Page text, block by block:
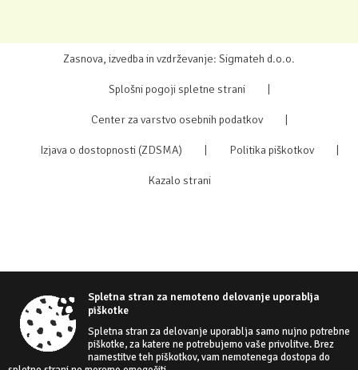
Zasnova, izvedba in vzdrževanje: Sigmateh d.o.o.
Splošni pogoji spletne strani |
Center za varstvo osebnih podatkov |
Izjava o dostopnosti (ZDSMA) | Politika piškotkov |
Kazalo strani
Spletna stran za nemoteno delovanje uporablja
piškotke
Spletna stran za delovanje uporablja samo nujno potrebne
piškotke, za katere ne potrebujemo vaše privolitve. Brez
namestitve teh piškotkov, vam nemotenega dostopa do